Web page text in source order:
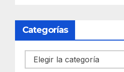
Categorías
Categorías